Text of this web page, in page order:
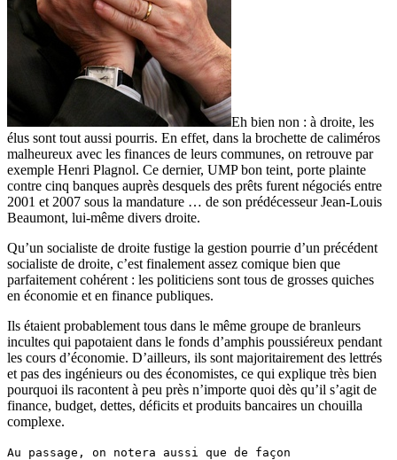
Eh bien non : à droite, les
élus sont tout aussi pourris. En effet, dans la brochette de caliméros
malheureux avec les finances de leurs communes, on retrouve par
exemple Henri Plagnol. Ce dernier, UMP bon teint, porte plainte
contre cinq banques auprès desquels des prêts furent négociés entre
2001 et 2007 sous la mandature … de son prédécesseur Jean-Louis
Beaumont, lui-même divers droite.
Qu’un socialiste de droite fustige la gestion pourrie d’un précédent
socialiste de droite, c’est finalement assez comique bien que
parfaitement cohérent : les politiciens sont tous de grosses quiches
en économie et en finance publiques.
Ils étaient probablement tous dans le même groupe de branleurs
incultes qui papotaient dans le fonds d’amphis poussiéreux pendant
les cours d’économie. D’ailleurs, ils sont majoritairement des lettrés
et pas des ingénieurs ou des économistes, ce qui explique très bien
pourquoi ils racontent à peu près n’importe quoi dès qu’il s’agit de
finance, budget, dettes, déficits et produits bancaires un chouilla
complexe.
Au passage, on notera aussi que de façon